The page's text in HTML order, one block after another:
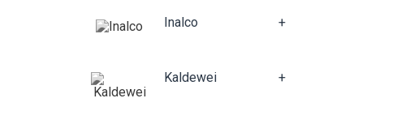
Inalco +
Kaldewei +